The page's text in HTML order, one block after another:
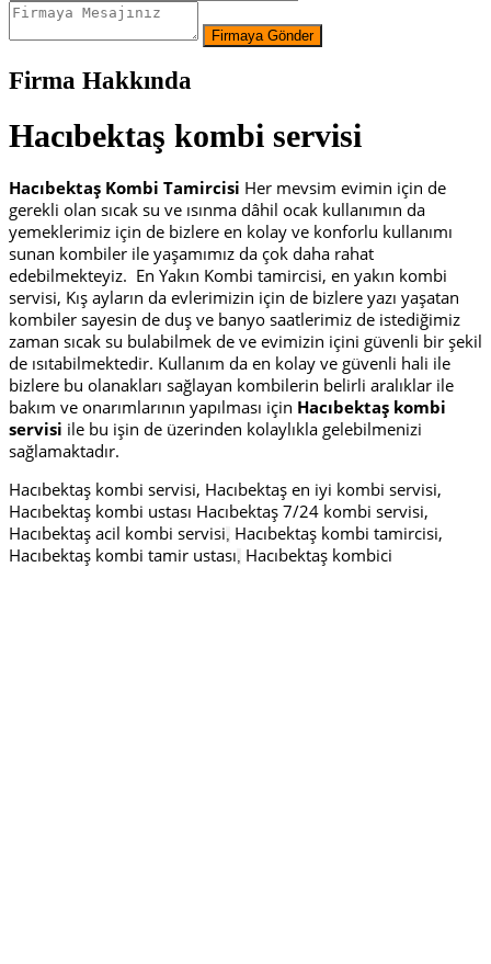
Firma Hakkında
Hacıbektaş kombi servisi
Hacıbektaş Kombi Tamircisi Her mevsim evimin için de
gerekli olan sıcak su ve ısınma dâhil ocak kullanımın da
yemeklerimiz için de bizlere en kolay ve konforlu kullanımı
sunan kombiler ile yaşamımız da çok daha rahat
edebilmekteyiz. En Yakın Kombi tamircisi, en yakın kombi
servisi, Kış ayların da evlerimizin için de bizlere yazı yaşatan
kombiler sayesin de duş ve banyo saatlerimiz de istediğimiz
zaman sıcak su bulabilmek de ve evimizin içini güvenli bir şekil
de ısıtabilmektedir. Kullanım da en kolay ve güvenli hali ile
bizlere bu olanakları sağlayan kombilerin belirli aralıklar ile
bakım ve onarımlarının yapılması için Hacıbektaş kombi
servisi ile bu işin de üzerinden kolaylıkla gelebilmenizi
sağlamaktadır.
Hacıbektaş kombi servisi, Hacıbektaş en iyi kombi servisi,
Hacıbektaş kombi ustası Hacıbektaş 7/24 kombi servisi,
Hacıbektaş acil kombi servisi, Hacıbektaş kombi tamircisi,
Hacıbektaş kombi tamir ustası, Hacıbektaş kombici